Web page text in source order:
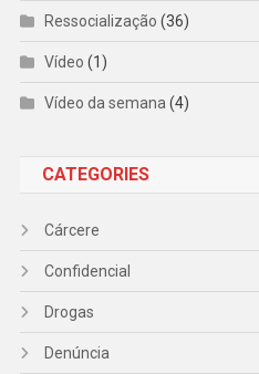
Ressocialização (36)
Vídeo (1)
Vídeo da semana (4)
CATEGORIES
Cárcere
Confidencial
Drogas
Denúncia